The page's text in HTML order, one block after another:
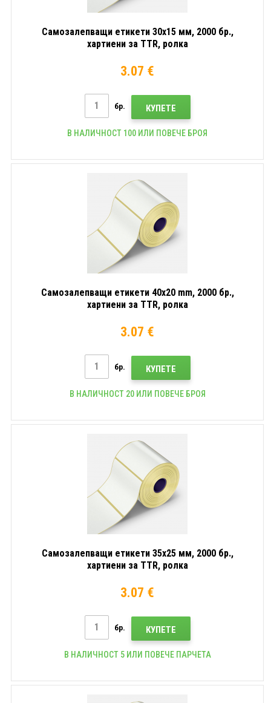
Самозалепващи етикети 30x15 мм, 2000 бр.,
хартиени за TTR, ролка
3.07 €
бр. КУПЕТЕ
В НАЛИЧНОСТ 100 ИЛИ ПОВЕЧЕ БРОЯ
Самозалепващи етикети 40x20 mm, 2000 бр.,
хартиени за TTR, ролка
3.07 €
бр. КУПЕТЕ
В НАЛИЧНОСТ 20 ИЛИ ПОВЕЧЕ БРОЯ
Самозалепващи етикети 35x25 мм, 2000 бр.,
хартиени за TTR, ролка
3.07 €
бр. КУПЕТЕ
В НАЛИЧНОСТ 5 ИЛИ ПОВЕЧЕ ПАРЧЕТА